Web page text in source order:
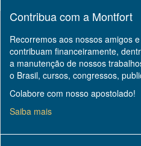
Contribua com a Montfort
Recorremos aos nossos amigos
contribuam financeiramente,
a manutenção de nossos
o Brasil, cursos, congressos,
Colabore com nosso apostolado!
Saiba mais